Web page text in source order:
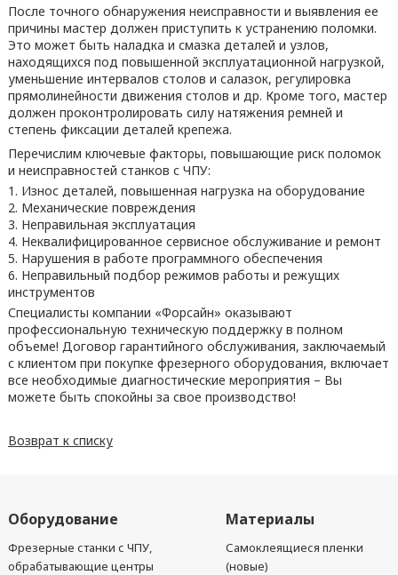
После точного обнаружения неисправности и выявления ее
причины мастер должен приступить к устранению поломки.
Это может быть наладка и смазка деталей и узлов,
находящихся под повышенной эксплуатационной нагрузкой,
уменьшение интервалов столов и салазок, регулировка
прямолинейности движения столов и др. Кроме того, мастер
должен проконтролировать силу натяжения ремней и
степень фиксации деталей крепежа.
Перечислим ключевые факторы, повышающие риск поломок
и неисправностей станков с ЧПУ:
Износ деталей, повышенная нагрузка на оборудование
Механические повреждения
Неправильная эксплуатация
Неквалифицированное сервисное обслуживание и ремонт
Нарушения в работе программного обеспечения
Неправильный подбор режимов работы и режущих
инструментов
Специалисты компании «Форсайн» оказывают
профессиональную техническую поддержку в полном
объеме! Договор гарантийного обслуживания, заключаемый
с клиентом при покупке фрезерного оборудования, включает
все необходимые диагностические мероприятия – Вы
можете быть спокойны за свое производство!
Возврат к списку
Оборудование
Фрезерные станки с ЧПУ,
обрабатывающие центры
Материалы
Самоклеящиеся пленки
(новые)